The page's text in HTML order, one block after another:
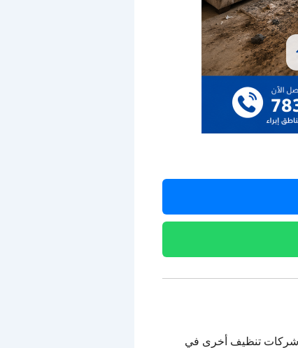
شركات تنظيف أخرى في